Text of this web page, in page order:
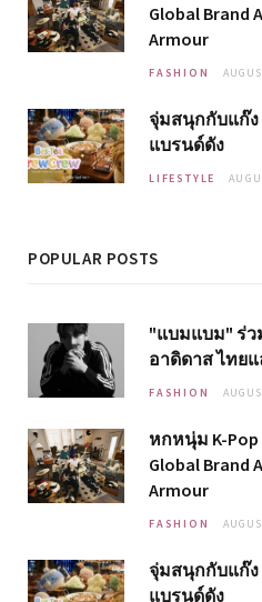
Global Brand
Armour
FASHION
จุ่มสนุกกับแก๊ง
แบรนด์ดัง
LIFESTYLE
POPULAR POSTS
"แบมแบม" ร่ว
อาดิดาส ไทย
FASHION
หกหนุ่ม K-Pop
Global Brand
Armour
FASHION
จุ่มสนุกกับแก๊ง
แบรนด์ดัง